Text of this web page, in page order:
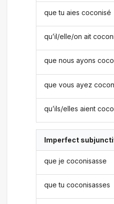
que tu aies coconisé
qu’il/elle/on ait
que nous ayons
que vous ayez
qu’ils/elles aient
Imperfect
que je coconisasse
que tu coconisasses